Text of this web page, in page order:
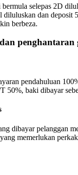
selepas 2D
diluluskan dan deposit
berbeza.
penghantaran
pendahuluan
50%, baki dibayar
dibayar pelanggan
memerlukan